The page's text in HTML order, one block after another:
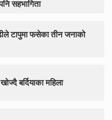
सहभागिता
टापुमा फसेका तीन जनाको
बर्दियाका महिला